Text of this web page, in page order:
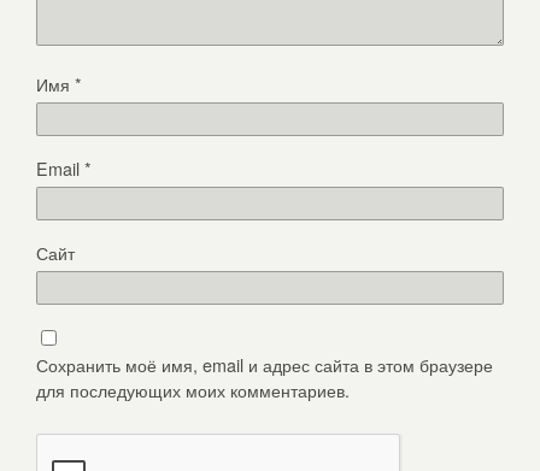
Имя *
Email*
Сайт
Сохранить моё имя, email и адрес сайта в этом браузере
для последующих моих комментариев.